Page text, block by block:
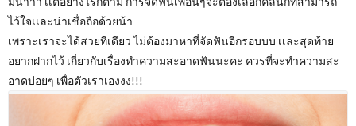
ไว้ใจเเละน่าเชื่อถือด้วยน้า
เพราะเราจะได้สวยทีเดียว ไม่ต้องมาหาที่จัดฟันอีกรอบบบ เเละสุดท้าย
อยากฝากไว้ เกี่ยวกับเรื่องทำความสะอาดฟันนะคะ ควรที่จะทำความสะ
อาดบ่อยๆ เพื่อตัวเราเองงง!!!